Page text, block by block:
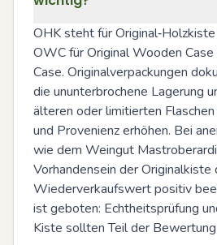
OHK steht für
OWC für Original Wooden Case
Case. Originalverpackungen
die ununterbrochene Lagerung
älteren oder limitierten
und Provenienz erhöhen. Bei
wie dem Weingut
Vorhandensein der Originalkiste
Wiederverkaufswert positiv
ist geboten: Echtheitsprüfung
Kiste sollten Teil der Bewertung